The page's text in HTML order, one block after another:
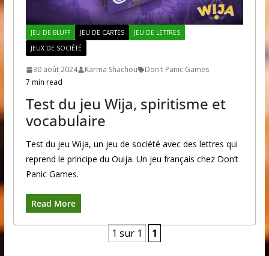
JEU DE BLUFF JEU DE CARTES
JEU DE LETTRES
JEUX DE SOCIÉTÉ
30 août 2024 Karma Shachou
Don't Panic Games
7 min read
Test du jeu Wija, spiritisme et
vocabulaire
Test du jeu Wija, un jeu de société avec des lettres qui
reprend le principe du Ouija. Un jeu français chez Don’t
Panic Games.
Read More
1 sur 1 1